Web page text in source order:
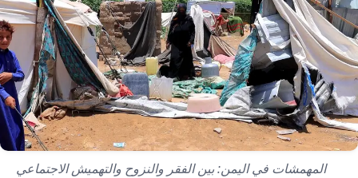
المهمشات في اليمن: بين الفقر والنزوح والتهميش الاجتماعي